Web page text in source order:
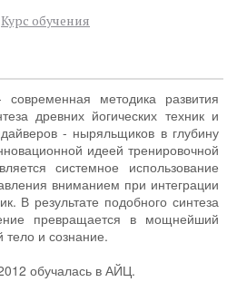
Курс обучения
современная методика развития
древних йогических техник и
- ныряльщиков в глубину
идеей тренировочной
системное использование
вниманием при интеграции
В результате подобного синтеза
превращается в мощнейший
и сознание.
обучалась в АЙЦ.